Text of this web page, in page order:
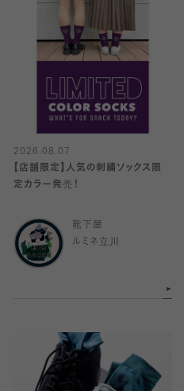
2026.08.07
【店舗限定】人気の刺繍ソックス限
定カラー発売！
靴下屋
ルミネ立川